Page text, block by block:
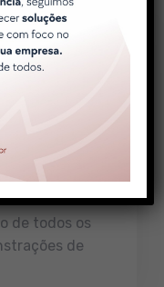
de todos os
de